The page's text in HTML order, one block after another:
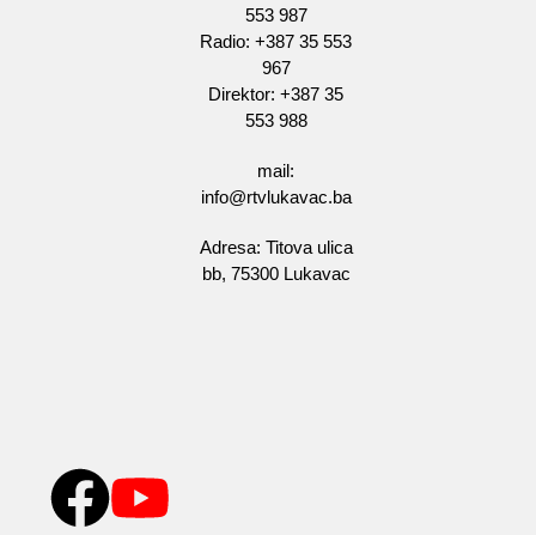
553 987
Radio: +387 35 553
967
Direktor: +387 35
553 988
mail:
info@rtvlukavac.ba
Adresa: Titova ulica
bb, 75300 Lukavac